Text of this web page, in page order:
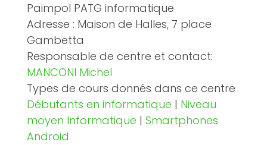
Paimpol PATG informatique
Adresse : Maison de Halles, 7 place
Gambetta
Responsable de centre et contact:
MANCONI Michel
Types de cours donnés dans ce centre
Débutants en informatique | Niveau
moyen Informatique | Smartphones
Android